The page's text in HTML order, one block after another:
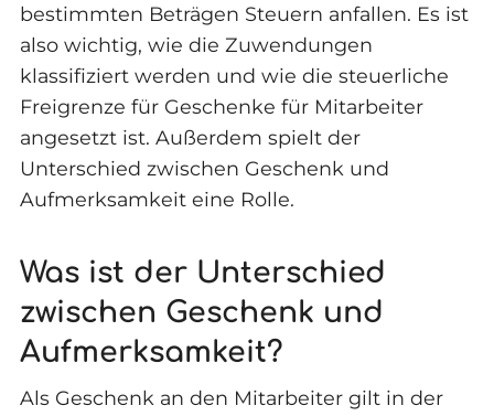
bestimmten Beträgen Steuern anfallen. Es ist
also wichtig, wie die Zuwendungen
klassifiziert werden und wie die steuerliche
Freigrenze für Geschenke für Mitarbeiter
angesetzt ist. Außerdem spielt der
Unterschied zwischen Geschenk und
Aufmerksamkeit eine Rolle.
Was ist der Unterschied
zwischen Geschenk und
Aufmerksamkeit?
Als Geschenk an den Mitarbeiter gilt in der